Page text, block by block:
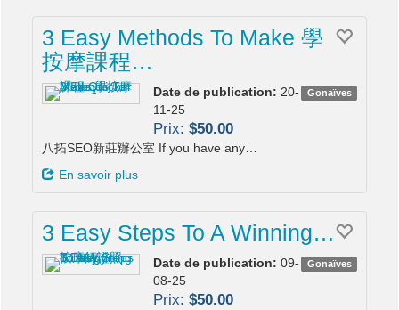
3 Easy Methods To Make 學
按摩課程…
Gonaïves
Date de publication: 20-
11-25
Prix: $50.00
八拓SEO新莊辦公室 If you have any…
En savoir plus
3 Easy Steps To A Winning…
Gonaïves
Date de publication: 09-
08-25
Prix: $50.00